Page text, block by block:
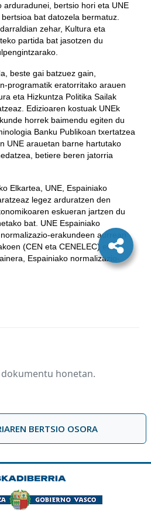
arduradunei, bertsio hori eta UNE
bat datozela bermatuz.
zehar, Kultura eta
partida bat jasotzen du
beste gai batzuez gain,
programatik eratorritako arauen
eta Hizkuntza Politika Sailak
Edizioaren kostuak UNEk
horrek baimendu egiten du
Banku Publikoan txertatzea
UNE arauetan barne hartutako
betiere beren jatorria
Elkartea, UNE, Espainiako
legez arduratzen den
eskueran jartzen du
bat. UNE Espainiako
erakundeen aurrean
(CEN eta CENELEC) eta
Espainiako normalizazio-
honetan.
BERTSIO OSORA